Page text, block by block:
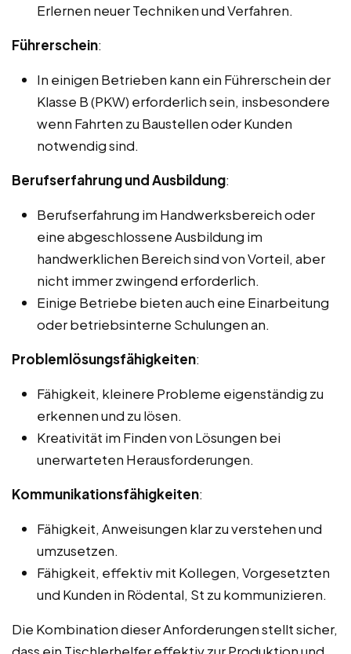
Erlernen neuer Techniken und Verfahren.
Führerschein:
In einigen Betrieben kann ein Führerschein der
Klasse B (PKW) erforderlich sein, insbesondere
wenn Fahrten zu Baustellen oder Kunden
notwendig sind.
Berufserfahrung und Ausbildung:
Berufserfahrung im Handwerksbereich oder
eine abgeschlossene Ausbildung im
handwerklichen Bereich sind von Vorteil, aber
nicht immer zwingend erforderlich.
Einige Betriebe bieten auch eine Einarbeitung
oder betriebsinterne Schulungen an.
Problemlösungsfähigkeiten:
Fähigkeit, kleinere Probleme eigenständig zu
erkennen und zu lösen.
Kreativität im Finden von Lösungen bei
unerwarteten Herausforderungen.
Kommunikationsfähigkeiten:
Fähigkeit, Anweisungen klar zu verstehen und
umzusetzen.
Fähigkeit, effektiv mit Kollegen, Vorgesetzten
und Kunden in Rödental, St zu kommunizieren.
Die Kombination dieser Anforderungen stellt sicher,
dass ein Tischlerhelfer effektiv zur Produktion und